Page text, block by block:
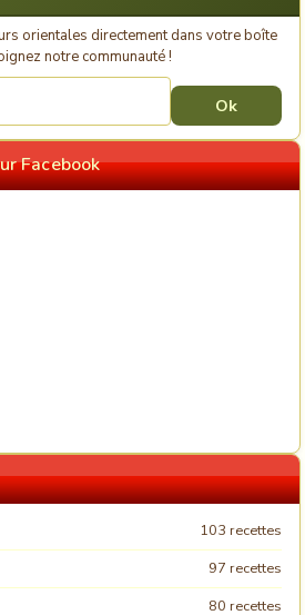
orientales directement dans votre boîte
notre communauté !
Facebook
103 recettes
97 recettes
80 recettes